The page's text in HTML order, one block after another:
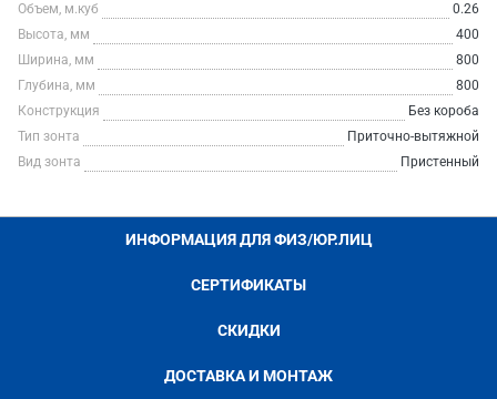
Объем, м.куб
0.26
Высота, мм
400
Ширина, мм
800
Глубина, мм
800
Конструкция
Без короба
Тип зонта
Приточно-вытяжной
Вид зонта
Пристенный
ИНФОРМАЦИЯ ДЛЯ ФИЗ/ЮР.ЛИЦ
СЕРТИФИКАТЫ
СКИДКИ
ДОСТАВКА И МОНТАЖ